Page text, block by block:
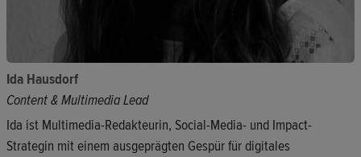
Ida Hausdorf
Content & Multimedia Lead
Ida ist Multimedia-Redakteurin, Social-Media- und Impact-
Strategin mit einem ausgeprägten Gespür für digitales